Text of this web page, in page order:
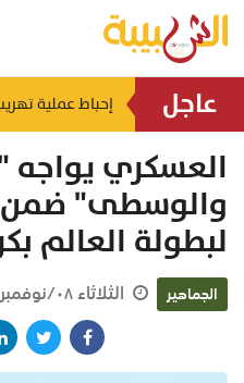
عاجل
العسكري يواجه
والوسطى" ضمن
لبطولة العالم
الجماهير الثلاثاء ٠٨/نوفمبر/٢٠١٦ ٠٤:٠٥ ص